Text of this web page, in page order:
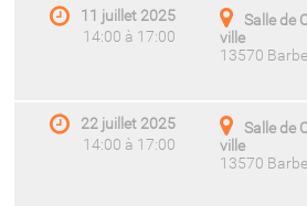
11 juillet 2025
14:00 à 17:00
Salle de
ville
13570
22 juillet 2025
14:00 à 17:00
Salle de
ville
13570